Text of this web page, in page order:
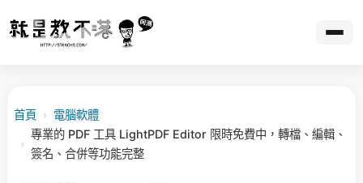
首頁 › 電腦軟體
›
專業的 PDF 工具 LightPDF Editor 限時免費中，轉檔、編輯、
簽名、合併等功能完整